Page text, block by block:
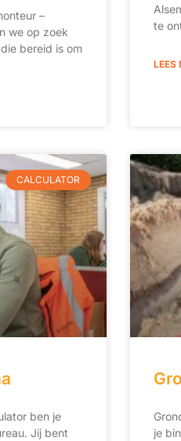
–
we op zoek
bereid is om
te
LEES
CALCULATOR
ben je
Jij bent
je